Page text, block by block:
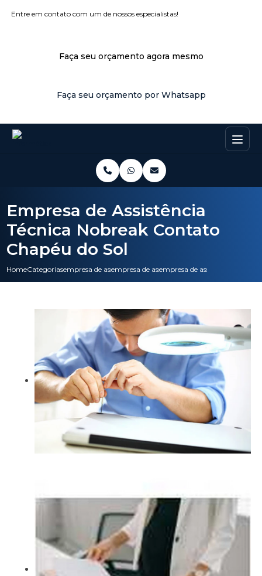
Entre em contato com um de nossos especialistas!
Faça seu orçamento agora mesmo
Faça seu orçamento por Whatsapp
HomeCategoriasempresa de assistencia tecnica
empresa de assistencia tecnica pc
empresa de assistencia
Empresa de Assistência
Técnica Nobreak Contato
Chapéu do Sol